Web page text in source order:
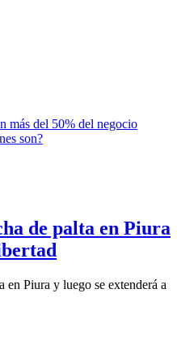
de palta en Piura
en Piura y luego se extenderá a